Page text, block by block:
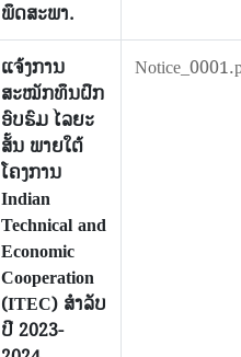
ພຶດສະພາ.
ແຈ້ງການ
ສະໝັກທຶນຝຶກ
ອົບຮົມ ໄລຍະ
ສັ້ນ ພາຍໃຕ້
ໂຄງການ
Indian
Technical and
Economic
Cooperation
(ITEC) ສຳລັບ
ປີ 2023-